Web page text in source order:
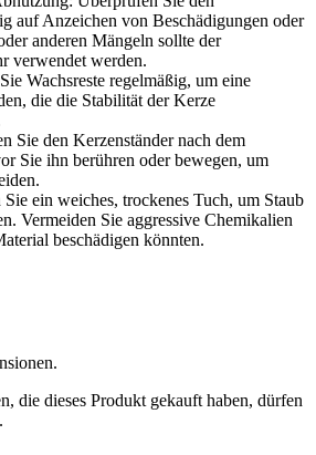
auf Anzeichen von Beschädigungen oder
anderen Mängeln sollte der
verwendet werden.
Wachsreste regelmäßig, um eine
die die Stabilität der Kerze
Sie den Kerzenständer nach dem
Sie ihn berühren oder bewegen, um
ein weiches, trockenes Tuch, um Staub
Vermeiden Sie aggressive Chemikalien
beschädigen könnten.
die dieses Produkt gekauft haben, dürfen